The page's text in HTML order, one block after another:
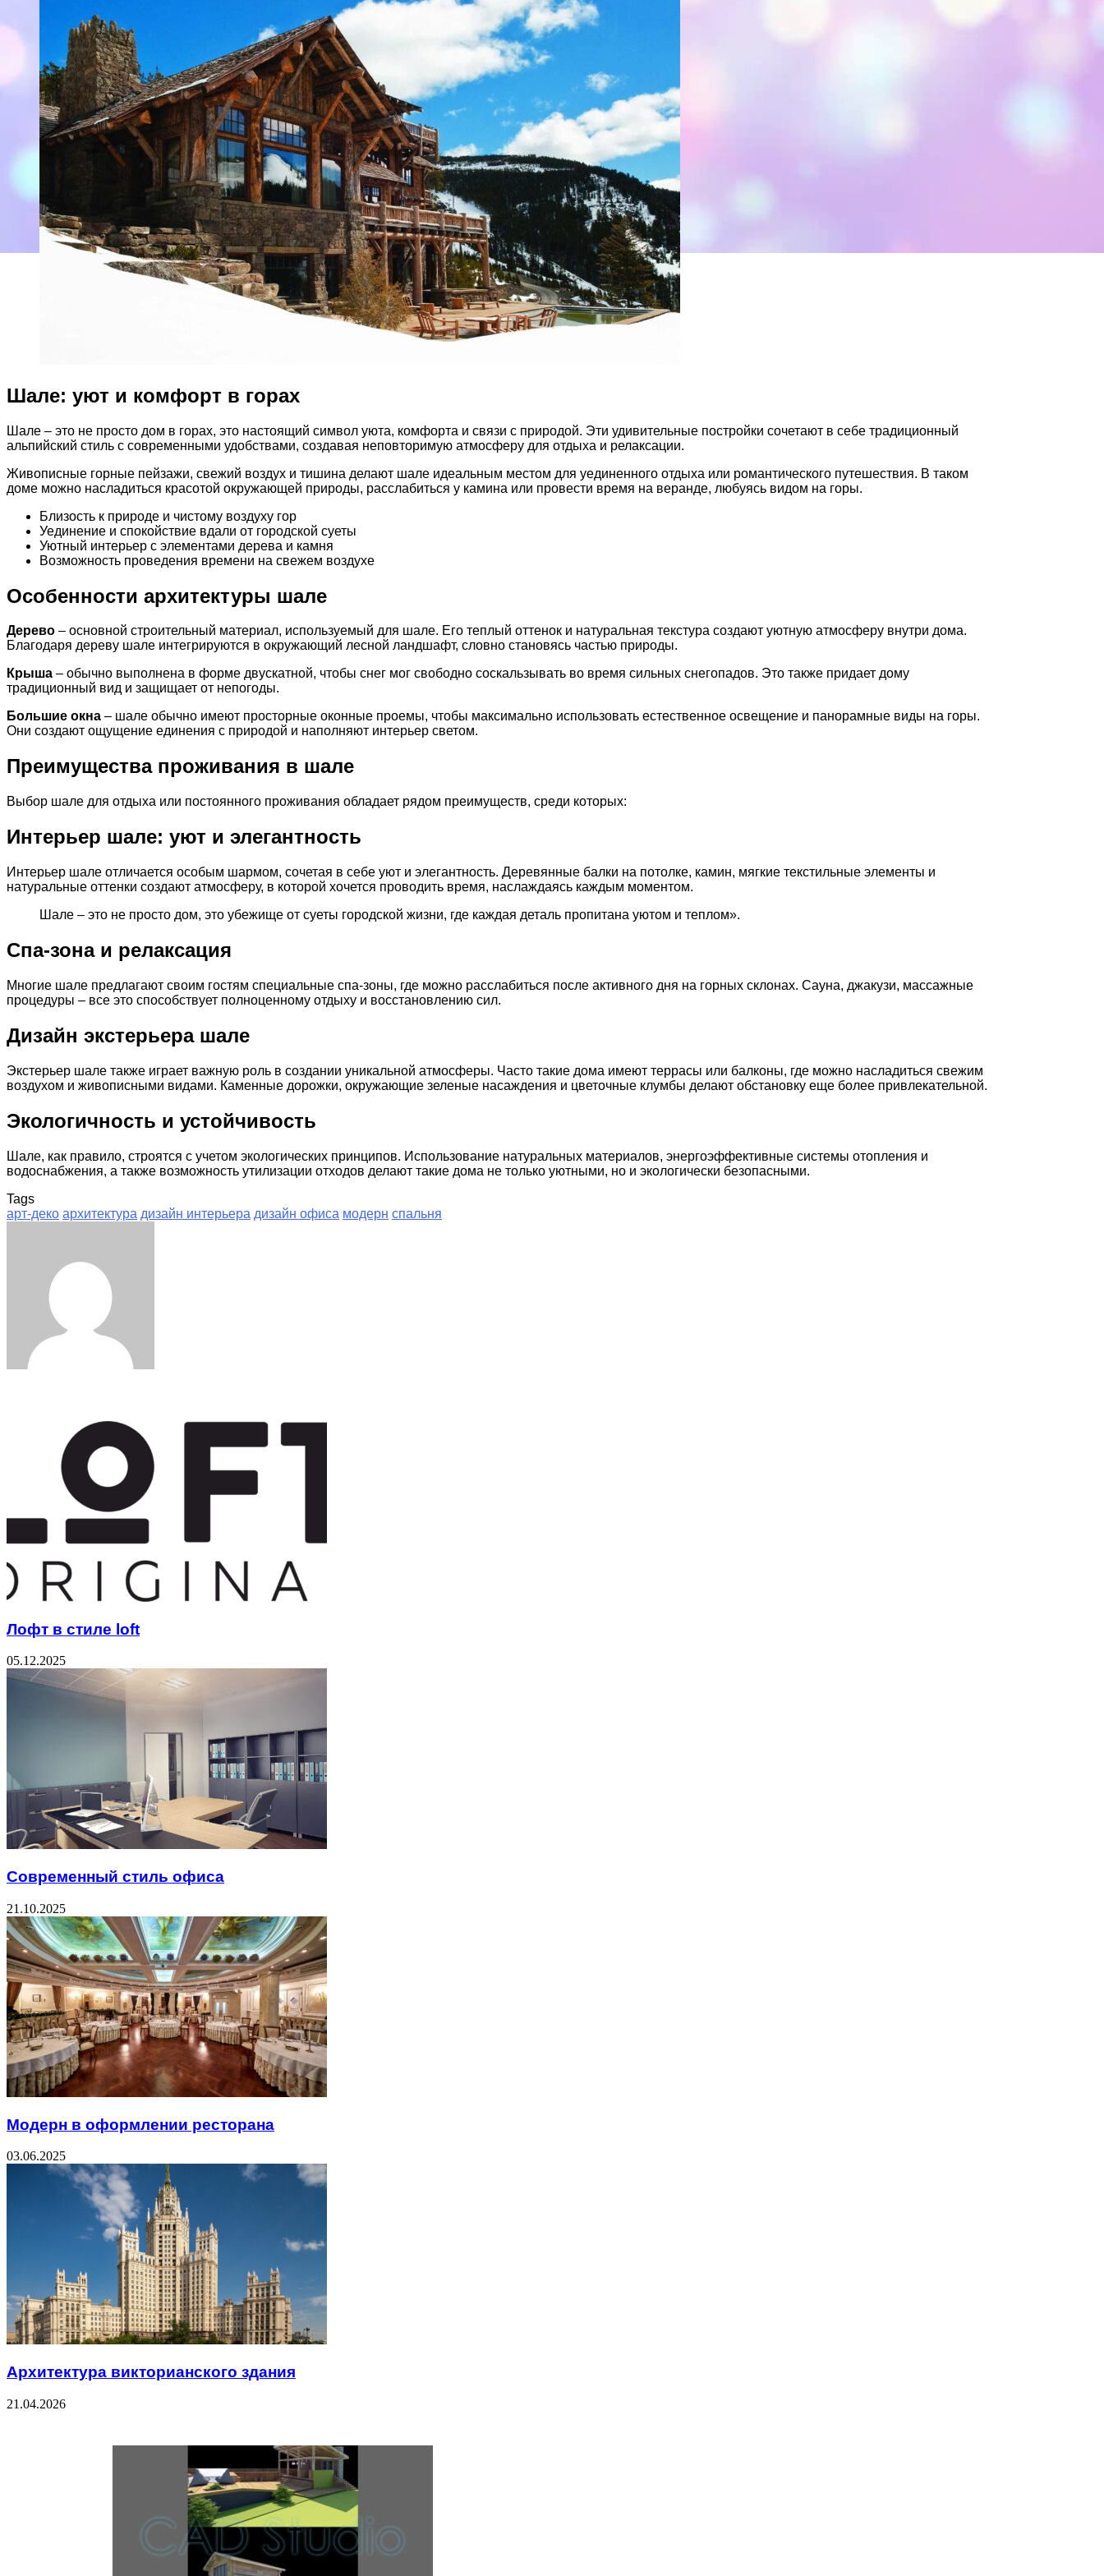
Шале: уют и комфорт в горах
Шале – это не просто дом в горах, это настоящий символ уюта, комфорта и связи с природой. Эти удивительные постройки сочетают в себе традиционный
альпийский стиль с современными удобствами, создавая неповторимую атмосферу для отдыха и релаксации.
Живописные горные пейзажи, свежий воздух и тишина делают шале идеальным местом для уединенного отдыха или романтического путешествия. В таком
доме можно насладиться красотой окружающей природы, расслабиться у камина или провести время на веранде, любуясь видом на горы.
Близость к природе и чистому воздуху гор
Уединение и спокойствие вдали от городской суеты
Уютный интерьер с элементами дерева и камня
Возможность проведения времени на свежем воздухе
Особенности архитектуры шале
Дерево – основной строительный материал, используемый для шале. Его теплый оттенок и натуральная текстура создают уютную атмосферу внутри дома.
Благодаря дереву шале интегрируются в окружающий лесной ландшафт, словно становясь частью природы.
Крыша – обычно выполнена в форме двускатной, чтобы снег мог свободно соскальзывать во время сильных снегопадов. Это также придает дому
традиционный вид и защищает от непогоды.
Большие окна – шале обычно имеют просторные оконные проемы, чтобы максимально использовать естественное освещение и панорамные виды на горы.
Они создают ощущение единения с природой и наполняют интерьер светом.
Преимущества проживания в шале
Выбор шале для отдыха или постоянного проживания обладает рядом преимуществ, среди которых:
Интерьер шале: уют и элегантность
Интерьер шале отличается особым шармом, сочетая в себе уют и элегантность. Деревянные балки на потолке, камин, мягкие текстильные элементы и
натуральные оттенки создают атмосферу, в которой хочется проводить время, наслаждаясь каждым моментом.
Шале – это не просто дом, это убежище от суеты городской жизни, где каждая деталь пропитана уютом и теплом».
Спа-зона и релаксация
Многие шале предлагают своим гостям специальные спа-зоны, где можно расслабиться после активного дня на горных склонах. Сауна, джакузи, массажные
процедуры – все это способствует полноценному отдыху и восстановлению сил.
Дизайн экстерьера шале
Экстерьер шале также играет важную роль в создании уникальной атмосферы. Часто такие дома имеют террасы или балконы, где можно насладиться свежим
воздухом и живописными видами. Каменные дорожки, окружающие зеленые насаждения и цветочные клумбы делают обстановку еще более привлекательной.
Экологичность и устойчивость
Шале, как правило, строятся с учетом экологических принципов. Использование натуральных материалов, энергоэффективные системы отопления и
водоснабжения, а также возможность утилизации отходов делают такие дома не только уютными, но и экологически безопасными.
Tags
арт-деко архитектура дизайн интерьера дизайн офиса модерн спальня
Лофт в стиле loft
05.12.2025
Современный стиль офиса
21.10.2025
Модерн в оформлении ресторана
03.06.2025
Архитектура викторианского здания
21.04.2026